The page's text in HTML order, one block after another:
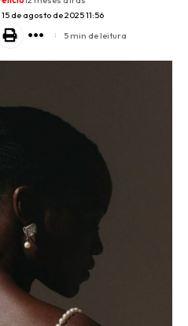
de agosto de 2025 11:56
5 min de leitura